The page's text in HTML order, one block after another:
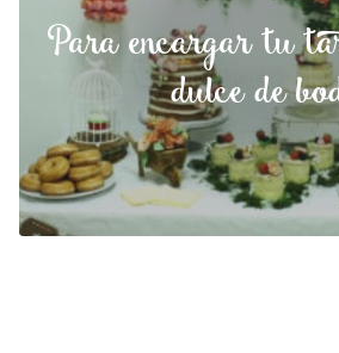
Para encargar tu
dulce de